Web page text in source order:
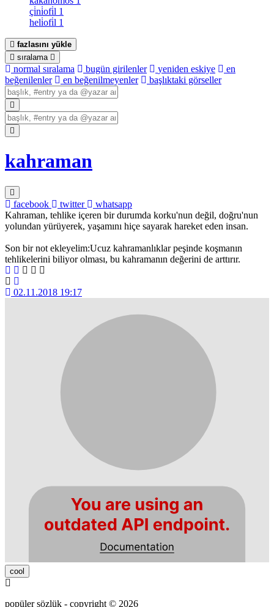
çi̇ni̇ofi̇l 1
heli̇ofi̇l 1
fazlasını yükle
sıralama
normal sıralama bugün girilenler yeniden eskiye
en
beğenilenler
en beğenilmeyenler başlıktaki görseller
kahraman
facebook twitter
whatsapp
Kahraman, tehlike içeren bir durumda korku'nun değil, doğru'nun
yolundan yürüyerek, yaşamını hiçe sayarak hareket eden insan.
Son bir not ekleyelim:Ucuz kahramanlıklar peşinde koşmanın
tehlikelerini biliyor olması, bu kahramanın değerini de arttırır.
02.11.2018 19:17
cool
popüler sözlük - copyright © 2026